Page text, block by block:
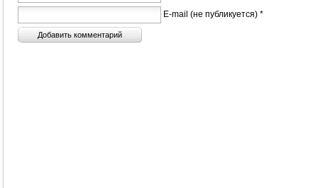
E-mail (не публикуется) *